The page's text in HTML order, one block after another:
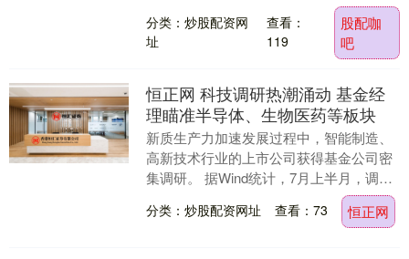
分类：炒股配资网
址
查看：
119
股配咖
吧
恒正网 科技调研热潮涌动 基金经
理瞄准半导体、生物医药等板块
新质生产力加速发展过程中，智能制造、
高新技术行业的上市公司获得基金公司密
集调研。 据Wind统计，7月上半月，调研
光模块龙头中际旭创、半导体公司乐鑫科
技、智能出....
分类：炒股配资网址 查看：73 恒正网